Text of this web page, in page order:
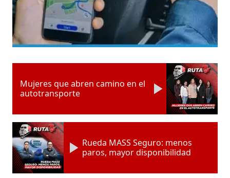
Mujeres que abren camino en el
autotransporte
Rueda MASS Seguro: menos
paros, mayor disponibilidad